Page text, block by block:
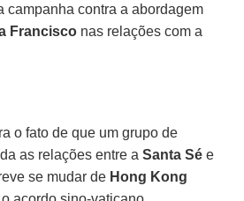
campanha contra a abordagem
Francisco nas relações com a
o fato de que um grupo de
as relações entre aSanta Sé e
se mudar de Hong Kong